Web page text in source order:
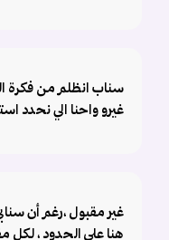
سناب انظلم من فكرة
غيرو واحنا الي نحدد
غير مقبول ،رغم أن
هنا على الحدود ،